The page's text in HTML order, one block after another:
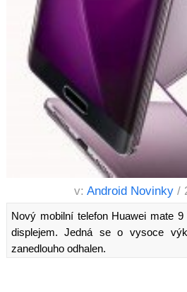
v: Android Novinky /
Nový mobilní telefon Huawei mate
displejem. Jedná se o vysoce
zanedlouho odhalen.